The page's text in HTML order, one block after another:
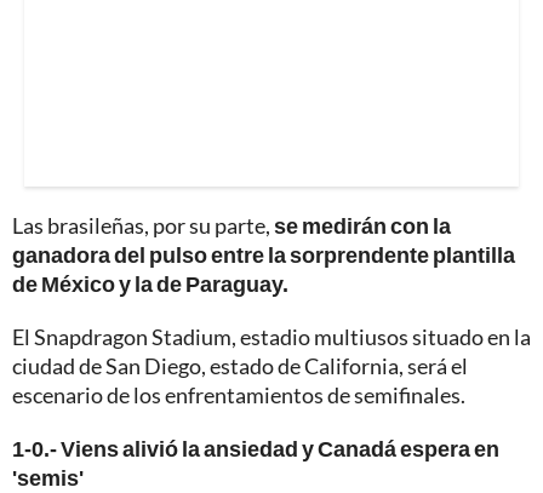
Las brasileñas, por su parte,se medirán con la
ganadora del pulso entre la sorprendente plantilla
de México y la de Paraguay.
El Snapdragon Stadium, estadio multiusos situado en la
ciudad de San Diego, estado de California, será el
escenario de los enfrentamientos de semifinales.
1-0.- Viens alivió la ansiedad y Canadá espera en
'semis'